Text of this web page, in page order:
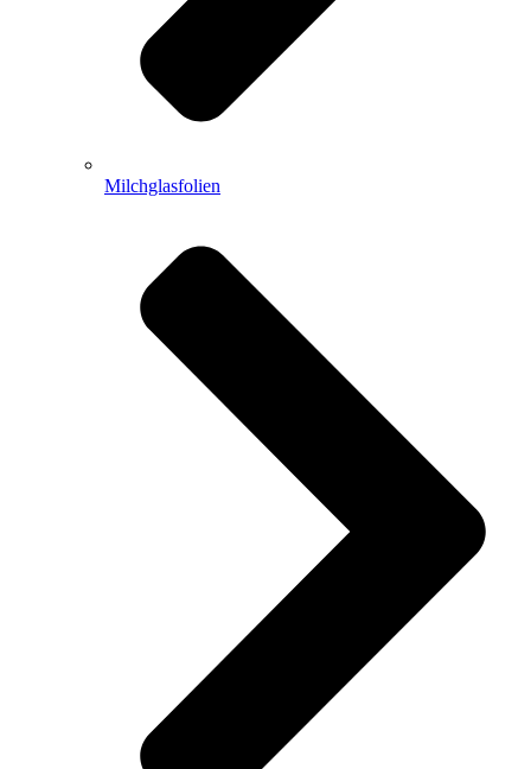
Milchglasfolien